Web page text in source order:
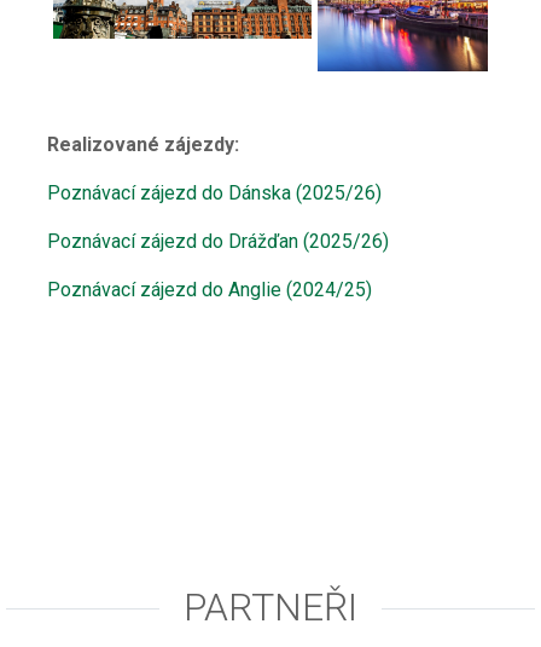
Realizované zájezdy:
Poznávací zájezd do Dánska (2025/26)
Poznávací zájezd do Drážďan (2025/26)
Poznávací zájezd do Anglie (2024/25)
PARTNEŘI